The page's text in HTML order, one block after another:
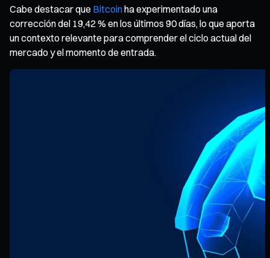
Cabe destacar que Bitcoinha experimentado una
corrección del 19,42 % en los últimos 90 días, lo que aporta
un contexto relevante para comprender el ciclo actual del
mercado y el momento de entrada.